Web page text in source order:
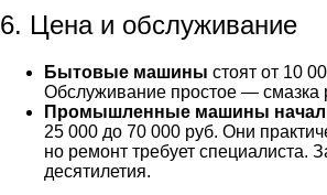
6. Цена и обслуживание
Бытовые машины стоят от 10
Обслуживание простое — смазка
Промышленные машины
25 000 до 70 000 руб. Они
но ремонт требует специалиста.
десятилетия.